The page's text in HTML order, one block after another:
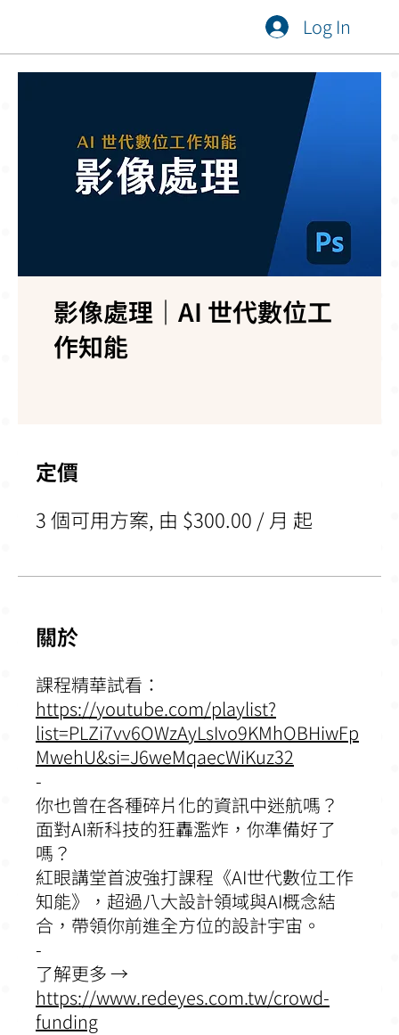
Log In
影像處理｜AI 世代數位工
作知能
定價
3 個可用方案, 由 $300.00 / 月 起
關於
課程精華試看：
https://youtube.com/playlist?
list=PLZi7vv6OWzAyLsIvo9KMhOBHiwFp
MwehU&si=J6weMqaecWiKuz32
-
你也曾在各種碎片化的資訊中迷航嗎？
面對AI新科技的狂轟濫炸，你準備好了
嗎？
紅眼講堂首波強打課程《AI世代數位工作
知能》，超過八大設計領域與AI概念結
合，帶領你前進全方位的設計宇宙。
-
了解更多 →
https://www.redeyes.com.tw/crowd-
funding